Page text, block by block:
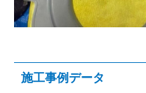
施工事例データ